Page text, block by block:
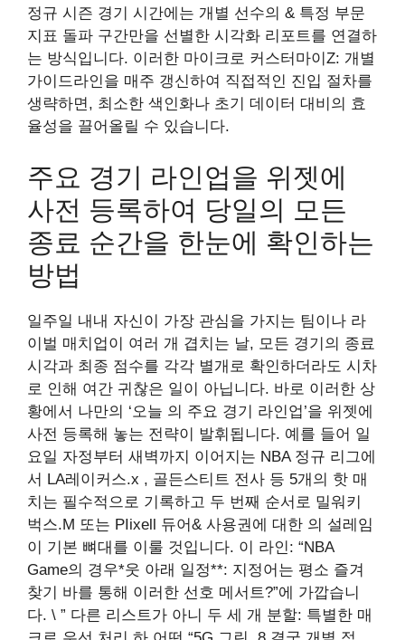
정규 시즌 경기 시간에는 개별 선수의 & 특정 부문
지표 돌파 구간만을 선별한 시각화 리포트를 연결하
는 방식입니다. 이러한 마이크로 커스터마이Z: 개별
가이드라인을 매주 갱신하여 직접적인 진입 절차를
생략하면, 최소한 색인화나 초기 데이터 대비의 효
율성을 끌어올릴 수 있습니다.
주요 경기 라인업을 위젯에
사전 등록하여 당일의 모든
종료 순간을 한눈에 확인하는
방법
일주일 내내 자신이 가장 관심을 가지는 팀이나 라
이벌 매치업이 여러 개 겹치는 날, 모든 경기의 종료
시각과 최종 점수를 각각 별개로 확인하더라도 시차
로 인해 여간 귀찮은 일이 아닙니다. 바로 이러한 상
황에서 나만의 ‘오늘 의 주요 경기 라인업’을 위젯에
사전 등록해 놓는 전략이 발휘됩니다. 예를 들어 일
요일 자정부터 새벽까지 이어지는 NBA 정규 리그에
서 LA레이커스.x , 골든스티트 전사 등 5개의 핫 매
치는 필수적으로 기록하고 두 번째 순서로 밀워키
벅스.M 또는 PIixell 듀어& 사용권에 대한 의 설레임
이 기본 뼈대를 이룰 것입니다. 이 라인: “NBA
Game의 경우*웃 아래 일정**: 지정어는 평소 즐겨
찾기 바를 통해 이러한 선호 메서트?”에 가깝습니
다. \ ” 다른 리스트가 아니 두 세 개 분할: 특별한 매